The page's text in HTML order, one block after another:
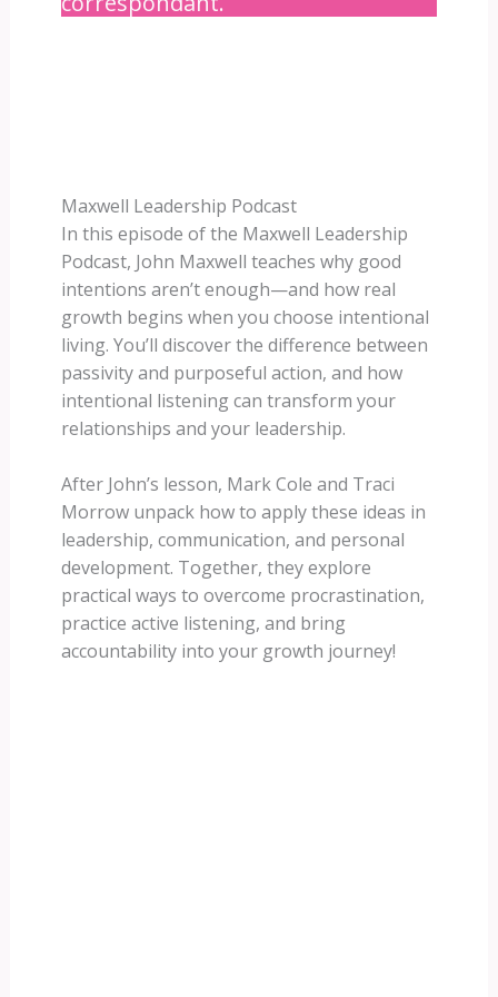
Maxwell Leadership Podcast
In this episode of the Maxwell Leadership
Podcast, John Maxwell teaches why good
intentions aren’t enough—and how real
growth begins when you choose intentional
living. You’ll discover the difference between
passivity and purposeful action, and how
intentional listening can transform your
relationships and your leadership.
After John’s lesson, Mark Cole and Traci
Morrow unpack how to apply these ideas in
leadership, communication, and personal
development. Together, they explore
practical ways to overcome procrastination,
practice active listening, and bring
accountability into your growth journey!